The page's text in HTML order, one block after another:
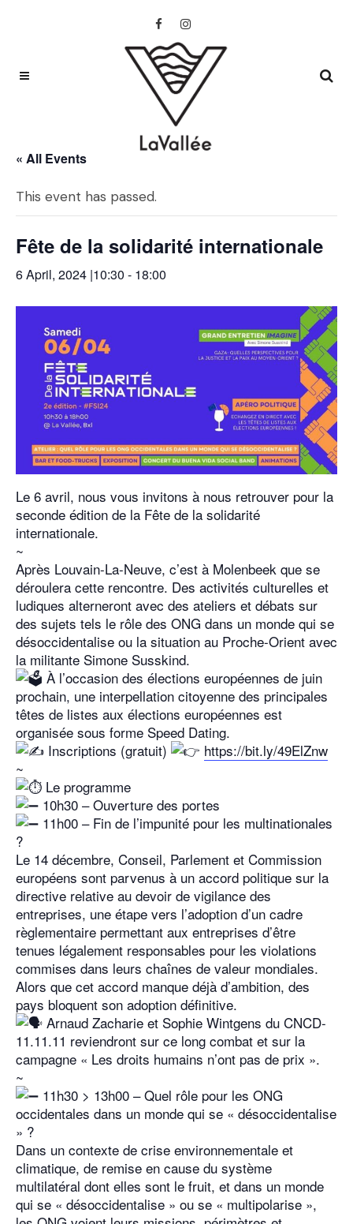
« All Events
This event has passed.
Fête de la solidarité internationale
6 April, 2024 |10:30 - 18:00
Le 6 avril, nous vous invitons à nous retrouver pour la
seconde édition de la Fête de la solidarité
internationale.
~
Après Louvain-La-Neuve, c’est à Molenbeek que se
déroulera cette rencontre. Des activités culturelles et
ludiques alterneront avec des ateliers et débats sur
des sujets tels le rôle des ONG dans un monde qui se
désoccidentalise ou la situation au Proche-Orient avec
la militante Simone Susskind.
À l’occasion des élections européennes de juin
prochain, une interpellation citoyenne des principales
têtes de listes aux élections européennes est
organisée sous forme Speed Dating.
Inscriptions (gratuit)
https://bit.ly/49ElZnw
~
Le programme
10h30 – Ouverture des portes
11h00 – Fin de l’impunité pour les multinationales
?
Le 14 décembre, Conseil, Parlement et Commission
européens sont parvenus à un accord politique sur la
directive relative au devoir de vigilance des
entreprises, une étape vers l’adoption d’un cadre
règlementaire permettant aux entreprises d’être
tenues légalement responsables pour les violations
commises dans leurs chaînes de valeur mondiales.
Alors que cet accord manque déjà d’ambition, des
pays bloquent son adoption définitive.
Arnaud Zacharie et Sophie Wintgens du CNCD-
11.11.11 reviendront sur ce long combat et sur la
campagne « Les droits humains n’ont pas de prix ».
~
11h30 > 13h00 – Quel rôle pour les ONG
occidentales dans un monde qui se « désoccidentalise
» ?
Dans un contexte de crise environnementale et
climatique, de remise en cause du système
multilatéral dont elles sont le fruit, et dans un monde
qui se « désoccidentalise » ou se « multipolarise »,